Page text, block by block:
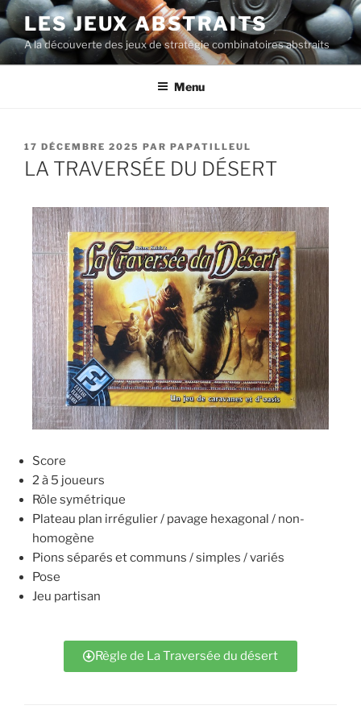
LES JEUX ABSTRAITS
A la découverte des jeux de stratégie combinatoires abstraits
Menu
17 DÉCEMBRE 2025 PAR PAPATILLEUL
LA TRAVERSÉE DU DÉSERT
Score
2 à 5 joueurs
Rôle symétrique
Plateau plan irrégulier / pavage hexagonal / non-
homogène
Pions séparés et communs / simples / variés
Pose
Jeu partisan
Règle de La Traversée du désert